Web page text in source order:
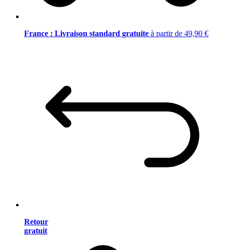
France : Livraison standard gratuite à partir de 49,90 €
Retour
gratuit